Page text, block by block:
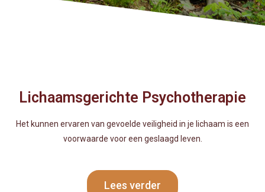
Lichaamsgerichte Psychotherapie
Het kunnen ervaren van gevoelde veiligheid in je lichaam is een
voorwaarde voor een geslaagd leven.
Lees verder